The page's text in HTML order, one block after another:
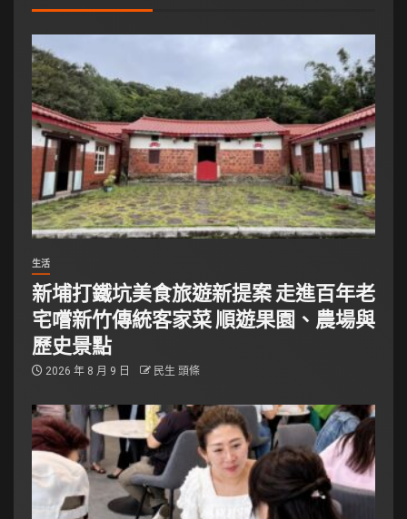
生活
新埔打鐵坑美食旅遊新提案 走進百年老
宅嚐新竹傳統客家菜 順遊果園、農場與
歷史景點
2026 年 8 月 9 日 民生 頭條